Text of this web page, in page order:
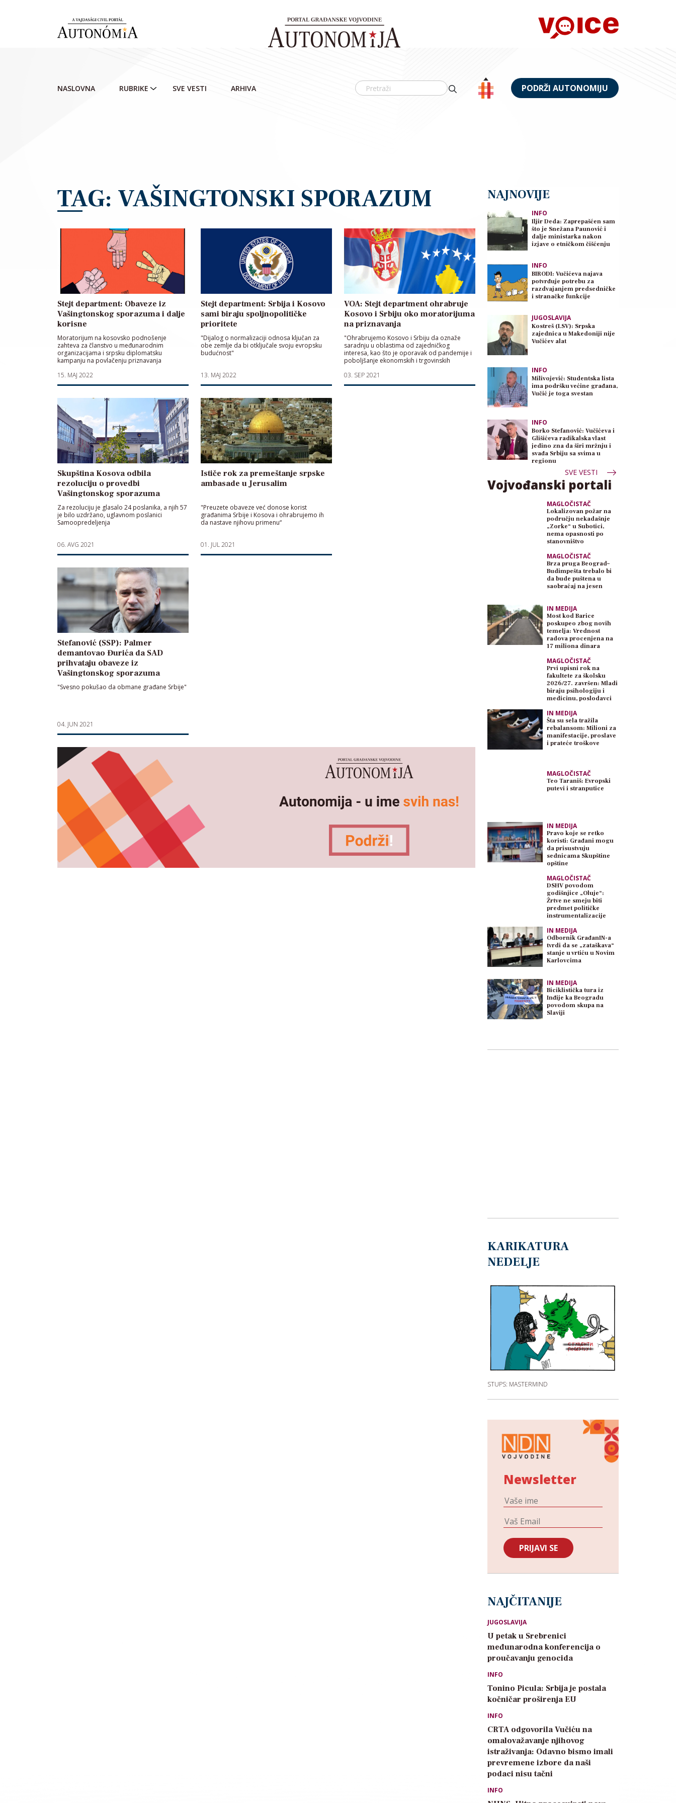
NASLOVNA RUBRIKE SVE VESTI ARHIVA PODRŽI AUTONOMIJU
TAG: VAŠINGTONSKI SPORAZUM
Stejt department: Obaveze iz
Vašingtonskog sporazuma i dalje
korisne
Moratorijum na kosovsko podnošenje
zahteva za članstvo u međunarodnim
organizacijama i srpsku diplomatsku
kampanju na povlačenju priznavanja
2021.
15. MAJ 2022
Stejt department: Srbija i Kosovo
sami biraju spoljnopolitičke
prioritete
"Dijalog o normalizaciji odnosa ključan za
obe zemlje da bi otključale svoju evropsku
budućnost"
13. MAJ 2022
VOA: Stejt department ohrabruje
Kosovo i Srbiju oko moratorijuma
na priznavanja
"Ohrabrujemo Kosovo i Srbiju da oznaže
saradnju u oblastima od zajedničkog
interesa, kao što je oporavak od pandemije i
poboljšanje ekonomskih i trgovinskih
03. SEP 2021
Skupština Kosova odbila
rezoluciju o provedbi
Vašingtonskog sporazuma
Za rezoluciju je glasalo 24 poslanika, a njih 57
je bilo uzdržano, uglavnom poslanici
Samoopredeljenja
06. AVG 2021
Ističe rok za premeštanje srpske
ambasade u Jerusalim
"Preuzete obaveze već donose korist
građanima Srbije i Kosova i ohrabrujemo ih
da nastave njihovu primenu“
01. JUL 2021
Stefanović (SSP): Palmer
demantovao Đurića da SAD
prihvataju obaveze iz
Vašingtonskog sporazuma
"Svesno pokušao da obmane građane Srbije"
04. JUN 2021
NAJNOVIJE
INFO
Iljir Deda: Zaprepašćen sam
što je Snežana Paunović i
dalje ministarka nakon
izjave o etničkom čišćenju
INFO
BIRODI: Vučićeva najava
potvrđuje potrebu za
razdvajanjem predsedničke
i stranačke funkcije
JUGOSLAVIJA
Kostreš (LSV): Srpska
zajednica u Makedoniji nije
Vučićev alat
INFO
Milivojević: Studentska lista
ima podršku većine građana,
Vučić je toga svestan
INFO
Borko Stefanović: Vučićeva i
Glišićeva radikalska vlast
jedino zna da širi mržnju i
svađa Srbiju sa svima u
regionu
SVE VESTI
Vojvođanski portali
MAGLOČISTAČ
Lokalizovan požar na
području nekadašnje
„Zorke“ u Subotici,
nema opasnosti po
stanovništvo
MAGLOČISTAČ
Brza pruga Beograd–
Budimpešta trebalo bi
da bude puštena u
saobraćaj na jesen
IN MEDIJA
Most kod Barice
poskupeo zbog novih
temelja: Vrednost
radova procenjena na
17 miliona dinara
MAGLOČISTAČ
Prvi upisni rok na
fakultete za školsku
2026/27. završen: Mladi
biraju psihologiju i
medicinu, poslodavci
IN MEDIJA
Šta su sela tražila
rebalansom: Milioni za
manifestacije, proslave
i prateće troškove
MAGLOČISTAČ
Teo Taraniš: Evropski
putevi i stranputice
IN MEDIJA
Pravo koje se retko
koristi: Građani mogu
da prisustvuju
sednicama Skupštine
opštine
MAGLOČISTAČ
DSHV povodom
godišnjice „Oluje“:
Žrtve ne smeju biti
predmet političke
instrumentalizacije
IN MEDIJA
Odbornik GrađanIN-a
tvrdi da se „zataškava“
stanje u vrtiću u Novim
Karlovcima
IN MEDIJA
Biciklistička tura iz
Inđije ka Beogradu
povodom skupa na
Slaviji
KARIKATURA
NEDELJE
STUPS: MASTERMIND
Newsletter
NAJČITANIJE
JUGOSLAVIJA
U petak u Srebrenici
međunarodna konferencija o
proučavanju genocida
INFO
Tonino Picula: Srbija je postala
kočničar proširenja EU
INFO
CRTA odgovorila Vučiću na
omalovažavanje njihovog
istraživanja: Odavno bismo imali
prevremene izbore da naši
podaci nisu tačni
INFO